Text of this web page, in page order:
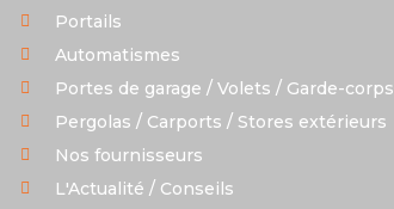
Portails
Automatismes
Portes de garage / Volets / Garde-corps
Pergolas / Carports / Stores extérieurs
Nos fournisseurs
L'Actualité / Conseils